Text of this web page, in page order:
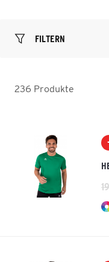
FILTERN
236 Produkte